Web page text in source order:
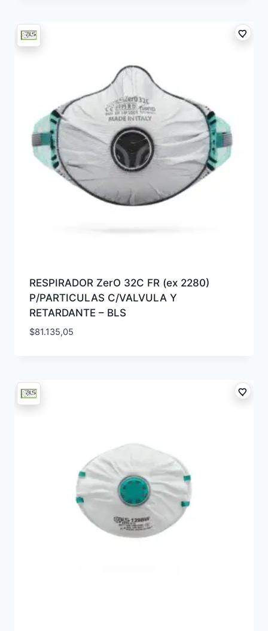
RESPIRADOR ZerO 32C FR (ex 2280)
P/PARTICULAS C/VALVULA Y
RETARDANTE – BLS
$81.135,05